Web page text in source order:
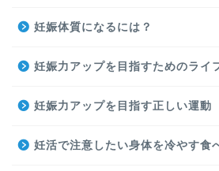
妊娠体質になるには？
妊娠力アップを目指すためのライ
妊娠力アップを目指す正しい運動
妊活で注意したい身体を冷やす食